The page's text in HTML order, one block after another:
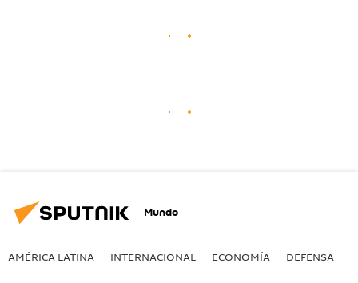
Mundo
AMÉRICA LATINA INTERNACIONAL ECONOMÍA DEFENSA